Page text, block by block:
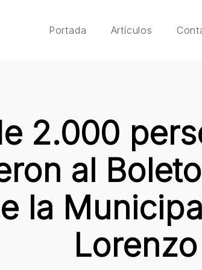
Portada Artículos
2.000
al
la
Lorenzo